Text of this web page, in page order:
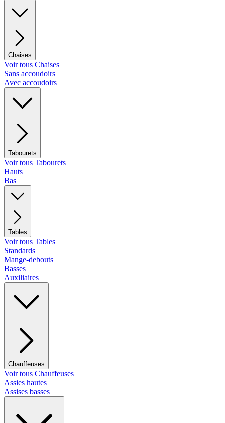
Chaises
Voir tous Chaises
Sans accoudoirs
Avec accoudoirs
Tabourets
Voir tous Tabourets
Hauts
Bas
Tables
Voir tous Tables
Standards
Mange-debouts
Basses
Auxiliaires
Chauffeuses
Voir tous Chauffeuses
Assies hautes
Assises basses